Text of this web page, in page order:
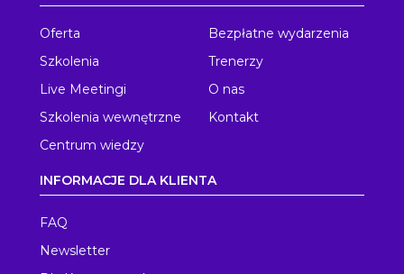
Oferta
Szkolenia
Live Meetingi
Szkolenia wewnętrzne
Centrum wiedzy
Bezpłatne wydarzenia
Trenerzy
O nas
Kontakt
INFORMACJE DLA KLIENTA
FAQ
Newsletter